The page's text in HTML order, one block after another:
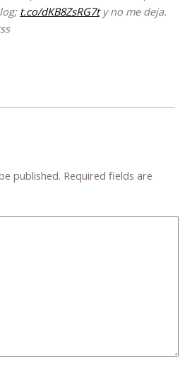
t.co/dKB8ZsRG7ty no me deja.
published. Required fields are